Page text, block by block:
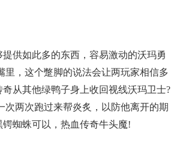
供如此多的东西，容易激动的沃玛勇
，这个蹩脚的说法会让两玩家相信多
从其他绿鸭子身上收回视线沃玛卫士?
两次跑过来帮炎炙，以防他离开的期
蜘蛛可以，热血传奇牛头魔!